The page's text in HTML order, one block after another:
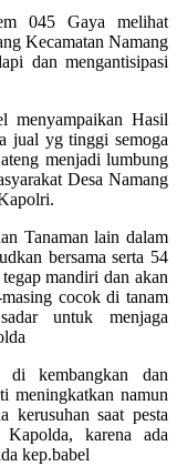
045 Gaya melihat
Kecamatan Namang
dan mengantisipasi
menyampaikan Hasil
jual yg tinggi semoga
menjadi lumbung
Desa Namang
Tanaman lain dalam
bersama serta 54
mandiri dan akan
cocok di tanam
untuk menjaga
di kembangkan dan
meningkatkan namun
saat pesta
karena ada
kep.babel